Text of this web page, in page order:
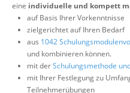
eine individuelle und kompett
auf Basis Ihrer Vorkenntnisse
zielgerichtet auf Ihren Bedarf
aus 1042
und kombinieren können.
mit derSchulungsmethode
mit Ihrer Festlegung zu
Teilnehmerübungen